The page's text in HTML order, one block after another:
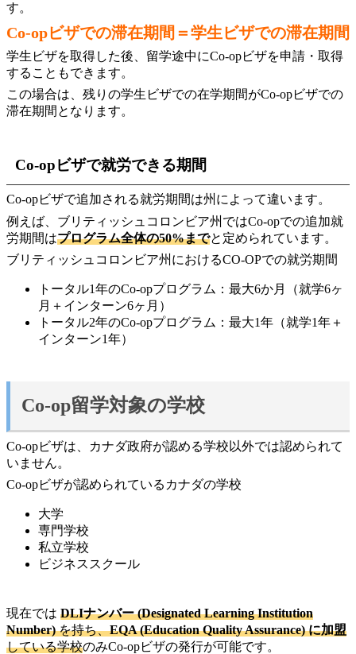
す。
Co-opビザでの滞在期間＝学生ビザでの滞在期間
学生ビザを取得した後、留学途中にCo-opビザを申請・取得
することもできます。
この場合は、残りの学生ビザでの在学期間がCo-opビザでの
滞在期間となります。
Co-opビザで就労できる期間
Co-opビザで追加される就労期間は州によって違います。
例えば、ブリティッシュコロンビア州ではCo-opでの追加就
労期間はプログラム全体の50%までと定められています。
ブリティッシュコロンビア州におけるCO-OPでの就労期間
トータル1年のCo-opプログラム：最大6か月（就学6ヶ
月＋インターン6ヶ月）
トータル2年のCo-opプログラム：最大1年（就学1年＋
インターン1年）
Co-op留学対象の学校
Co-opビザは、カナダ政府が認める学校以外では認められて
いません。
Co-opビザが認められているカナダの学校
大学
専門学校
私立学校
ビジネススクール
現在では DLIナンバー (Designated Learning Institution
Number)を持ち、EQA (Education Quality Assurance) に加盟
している学校のみCo-opビザの発行が可能です。